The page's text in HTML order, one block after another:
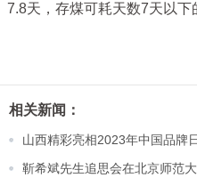
7.8天，存煤可耗天数7天以下
相关新闻：
山西精彩亮相2023年中国品牌
靳希斌先生追思会在北京师范